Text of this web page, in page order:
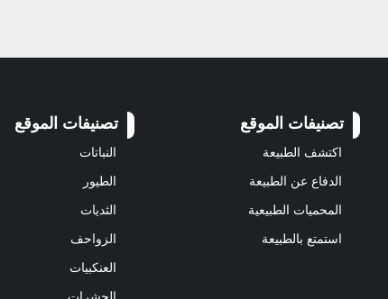
تصنيفات الموقع
اكتشف الطبيعة
الدفاع عن الطبيعة
المحميات الطبيعية
استمتع بالطبيعة
تصنيفات الموقع
النباتات
الطيور
الثديات
الزواحف
العنكبيات